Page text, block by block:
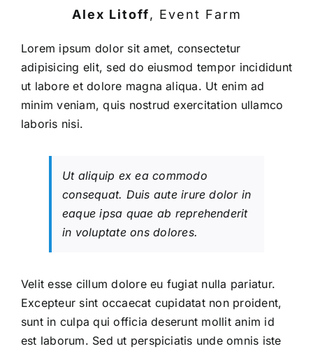
Alex Litoff, Event Farm
Lorem ipsum dolor sit amet, consectetur
adipisicing elit, sed do eiusmod tempor incididunt
ut labore et dolore magna aliqua. Ut enim ad
minim veniam, quis nostrud exercitation ullamco
laboris nisi.
Ut aliquip ex ea commodo
consequat. Duis aute irure dolor in
eaque ipsa quae ab reprehenderit
in voluptate ons dolores.
Velit esse cillum dolore eu fugiat nulla pariatur.
Excepteur sint occaecat cupidatat non proident,
sunt in culpa qui officia deserunt mollit anim id
est laborum. Sed ut perspiciatis unde omnis iste